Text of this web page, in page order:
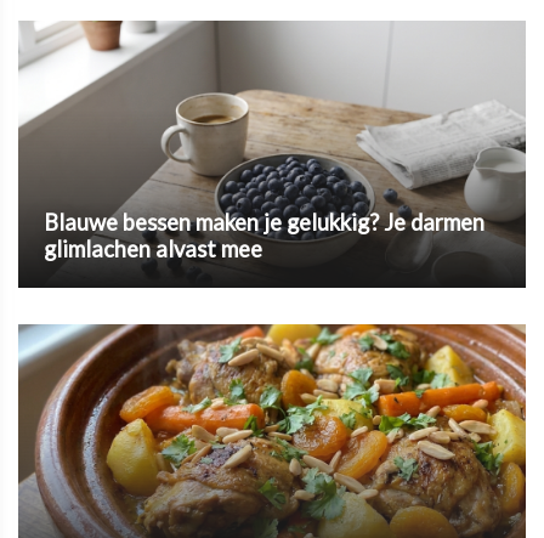
Blauwe bessen maken je gelukkig? Je darmen
glimlachen alvast mee